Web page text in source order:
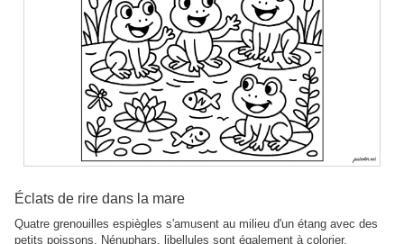
Éclats de rire dans la mare
Quatre grenouilles espiègles s'amusent au milieu d'un étang avec des
petits poissons. Nénuphars, libellules sont également à colorier.